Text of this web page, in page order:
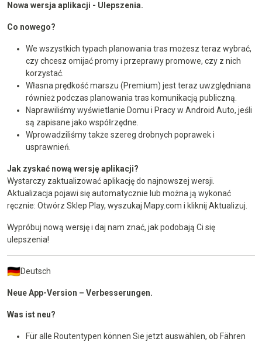
Nowa wersja aplikacji - Ulepszenia.
Co nowego?
We wszystkich typach planowania tras możesz teraz wybrać,
czy chcesz omijać promy i przeprawy promowe, czy z nich
korzystać.
Własna prędkość marszu (Premium) jest teraz uwzględniana
również podczas planowania tras komunikacją publiczną.
Naprawiliśmy wyświetlanie Domu i Pracy w Android Auto, jeśli
są zapisane jako współrzędne.
Wprowadziliśmy także szereg drobnych poprawek i
usprawnień.
Jak zyskać nową wersję aplikacji?
Wystarczy zaktualizować aplikację do najnowszej wersji.
Aktualizacja pojawi się automatycznie lub można ją wykonać
ręcznie: Otwórz Sklep Play, wyszukaj Mapy.com i kliknij Aktualizuj.
Wypróbuj nową wersję i daj nam znać, jak podobają Ci się
ulepszenia!
Deutsch
Neue App-Version – Verbesserungen.
Was ist neu?
Für alle Routentypen können Sie jetzt auswählen, ob Fähren